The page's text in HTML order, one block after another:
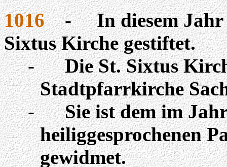
1016 -
In diesem
Sixtus Kirche gestiftet.
-
Die St. Sixtus
Stadtpfarrkirche
-
Sie ist dem im
heiliggesprochenen
gewidmet.